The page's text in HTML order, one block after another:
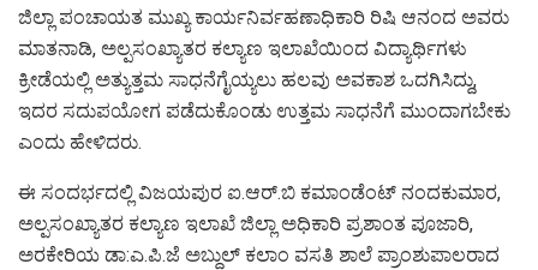
ಜಿಲ್ಲಾ ಪಂಚಾಯತ ಮುಖ್ಯ ಕಾರ್ಯನಿರ್ವಹಣಾಧಿಕಾರಿ ರಿಷಿ ಆನಂದ ಅವರು
ಮಾತನಾಡಿ, ಅಲ್ಪಸಂಖ್ಯಾತರ ಕಲ್ಯಾಣ ಇಲಾಖೆಯಿಂದ ವಿದ್ಯಾರ್ಥಿಗಳು
ಕ್ರೀಡೆಯಲ್ಲಿ ಅತ್ಯುತ್ತಮ ಸಾಧನೆಗೈಯ್ಯಲು ಹಲವು ಅವಕಾಶ ಒದಗಿಸಿದ್ದು,
ಇದರ ಸದುಪಯೋಗ ಪಡೆದುಕೊಂಡು ಉತ್ತಮ ಸಾಧನೆಗೆ ಮುಂದಾಗಬೇಕು
ಎಂದು ಹೇಳಿದರು.
ಈ ಸಂದರ್ಭದಲ್ಲಿ ವಿಜಯಪುರ ಐ.ಆರ್.ಬಿ ಕಮಾಂಡೆಂಟ್ ನಂದಕುಮಾರ,
ಅಲ್ಪಸಂಖ್ಯಾತರ ಕಲ್ಯಾಣ ಇಲಾಖೆ ಜಿಲ್ಲಾ ಅಧಿಕಾರಿ ಪ್ರಶಾಂತ ಪೂಜಾರಿ,
ಅರಕೇರಿಯ ಡಾ:ಎ.ಪಿ.ಜೆ ಅಬ್ದುಲ್ ಕಲಾಂ ವಸತಿ ಶಾಲೆ ಪ್ರಾಂಶುಪಾಲರಾದ